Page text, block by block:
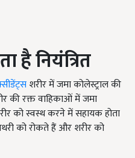
है नियंत्रित
शरीर में जमा कोलेस्ट्राल की
की रक्त वाहिकाओं में जमा
को स्वस्थ करने में सहायक होता
को रोकते हैं और शरीर को